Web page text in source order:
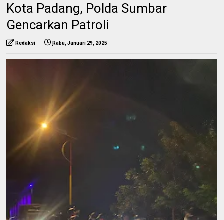
Kota Padang, Polda Sumbar
Gencarkan Patroli
Redaksi Rabu, Januari 29, 2025